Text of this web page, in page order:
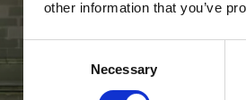
other information that you’ve
Necessary